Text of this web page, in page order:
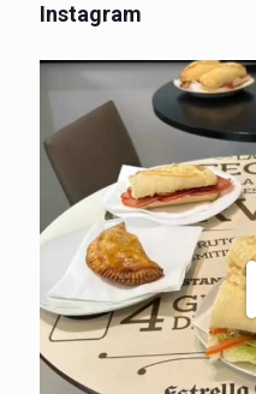
Instagram